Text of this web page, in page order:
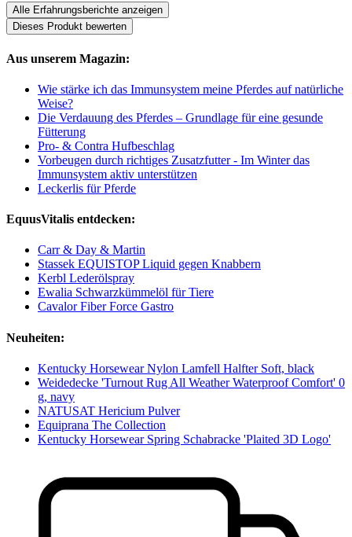
Alle Erfahrungsberichte anzeigen
Dieses Produkt bewerten
Aus unserem Magazin:
Wie stärke ich das Immunsystem meine Pferdes auf natürliche
Weise?
Die Verdauung des Pferdes – Grundlage für eine gesunde
Fütterung
Pro- & Contra Hufbeschlag
Vorbeugen durch richtiges Zusatzfutter - Im Winter das
Immunsystem aktiv unterstützen
Leckerlis für Pferde
EquusVitalis entdecken:
Carr & Day & Martin
Stassek EQUISTOP Liquid gegen Knabbern
Kerbl Lederölspray
Ewalia Schwarzkümmelöl für Tiere
Cavalor Fiber Force Gastro
Neuheiten:
Kentucky Horsewear Nylon Lamfell Halfter Soft, black
Weidedecke 'Turnout Rug All Weather Waterproof Comfort' 0
g, navy
NATUSAT Hericium Pulver
Equiprana The Collection
Kentucky Horsewear Spring Schabracke 'Plaited 3D Logo'